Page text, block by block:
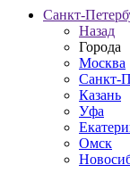
Санкт-
Назад
Города
Москва
Санкт-
Казань
Уфа
Омск